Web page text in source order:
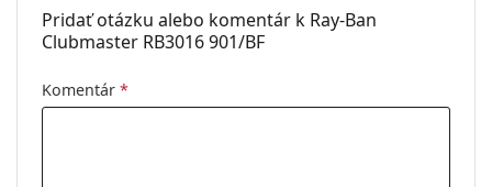
Pridať otázku alebo komentár k Ray-Ban
Clubmaster RB3016 901/BF
Komentár *